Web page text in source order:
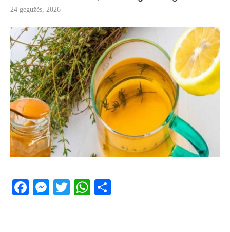
24 gegužės, 2026
Facebook
Messenger
TwitterWhatsApp